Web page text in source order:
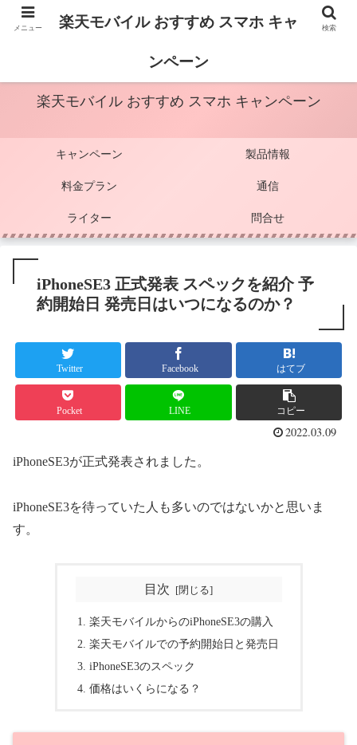
楽天モバイル おすすめ スマホ キャンペーン
キャンペーン 製品情報
料金プラン 通信
ライター 問合せ
iPhoneSE3 正式発表 スペックを紹介 予
約開始日 発売日はいつになるのか？
Twitter Facebook はてブ
Pocket LINE コピー
2022.03.09
iPhoneSE3が正式発表されました。
iPhoneSE3を待っていた人も多いのではないかと思いま
す。
目次
楽天モバイルからのiPhoneSE3の購入
楽天モバイルでの予約開始日と発売日
iPhoneSE3のスペック
価格はいくらになる？
メニュー 楽天モバイル おすすめ スマホ キャ
ンペーン
検索